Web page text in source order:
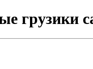
грузики